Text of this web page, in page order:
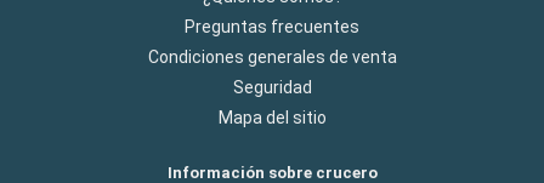
Preguntas frecuentes
Condiciones generales de venta
Seguridad
Mapa del sitio
Información sobre crucero